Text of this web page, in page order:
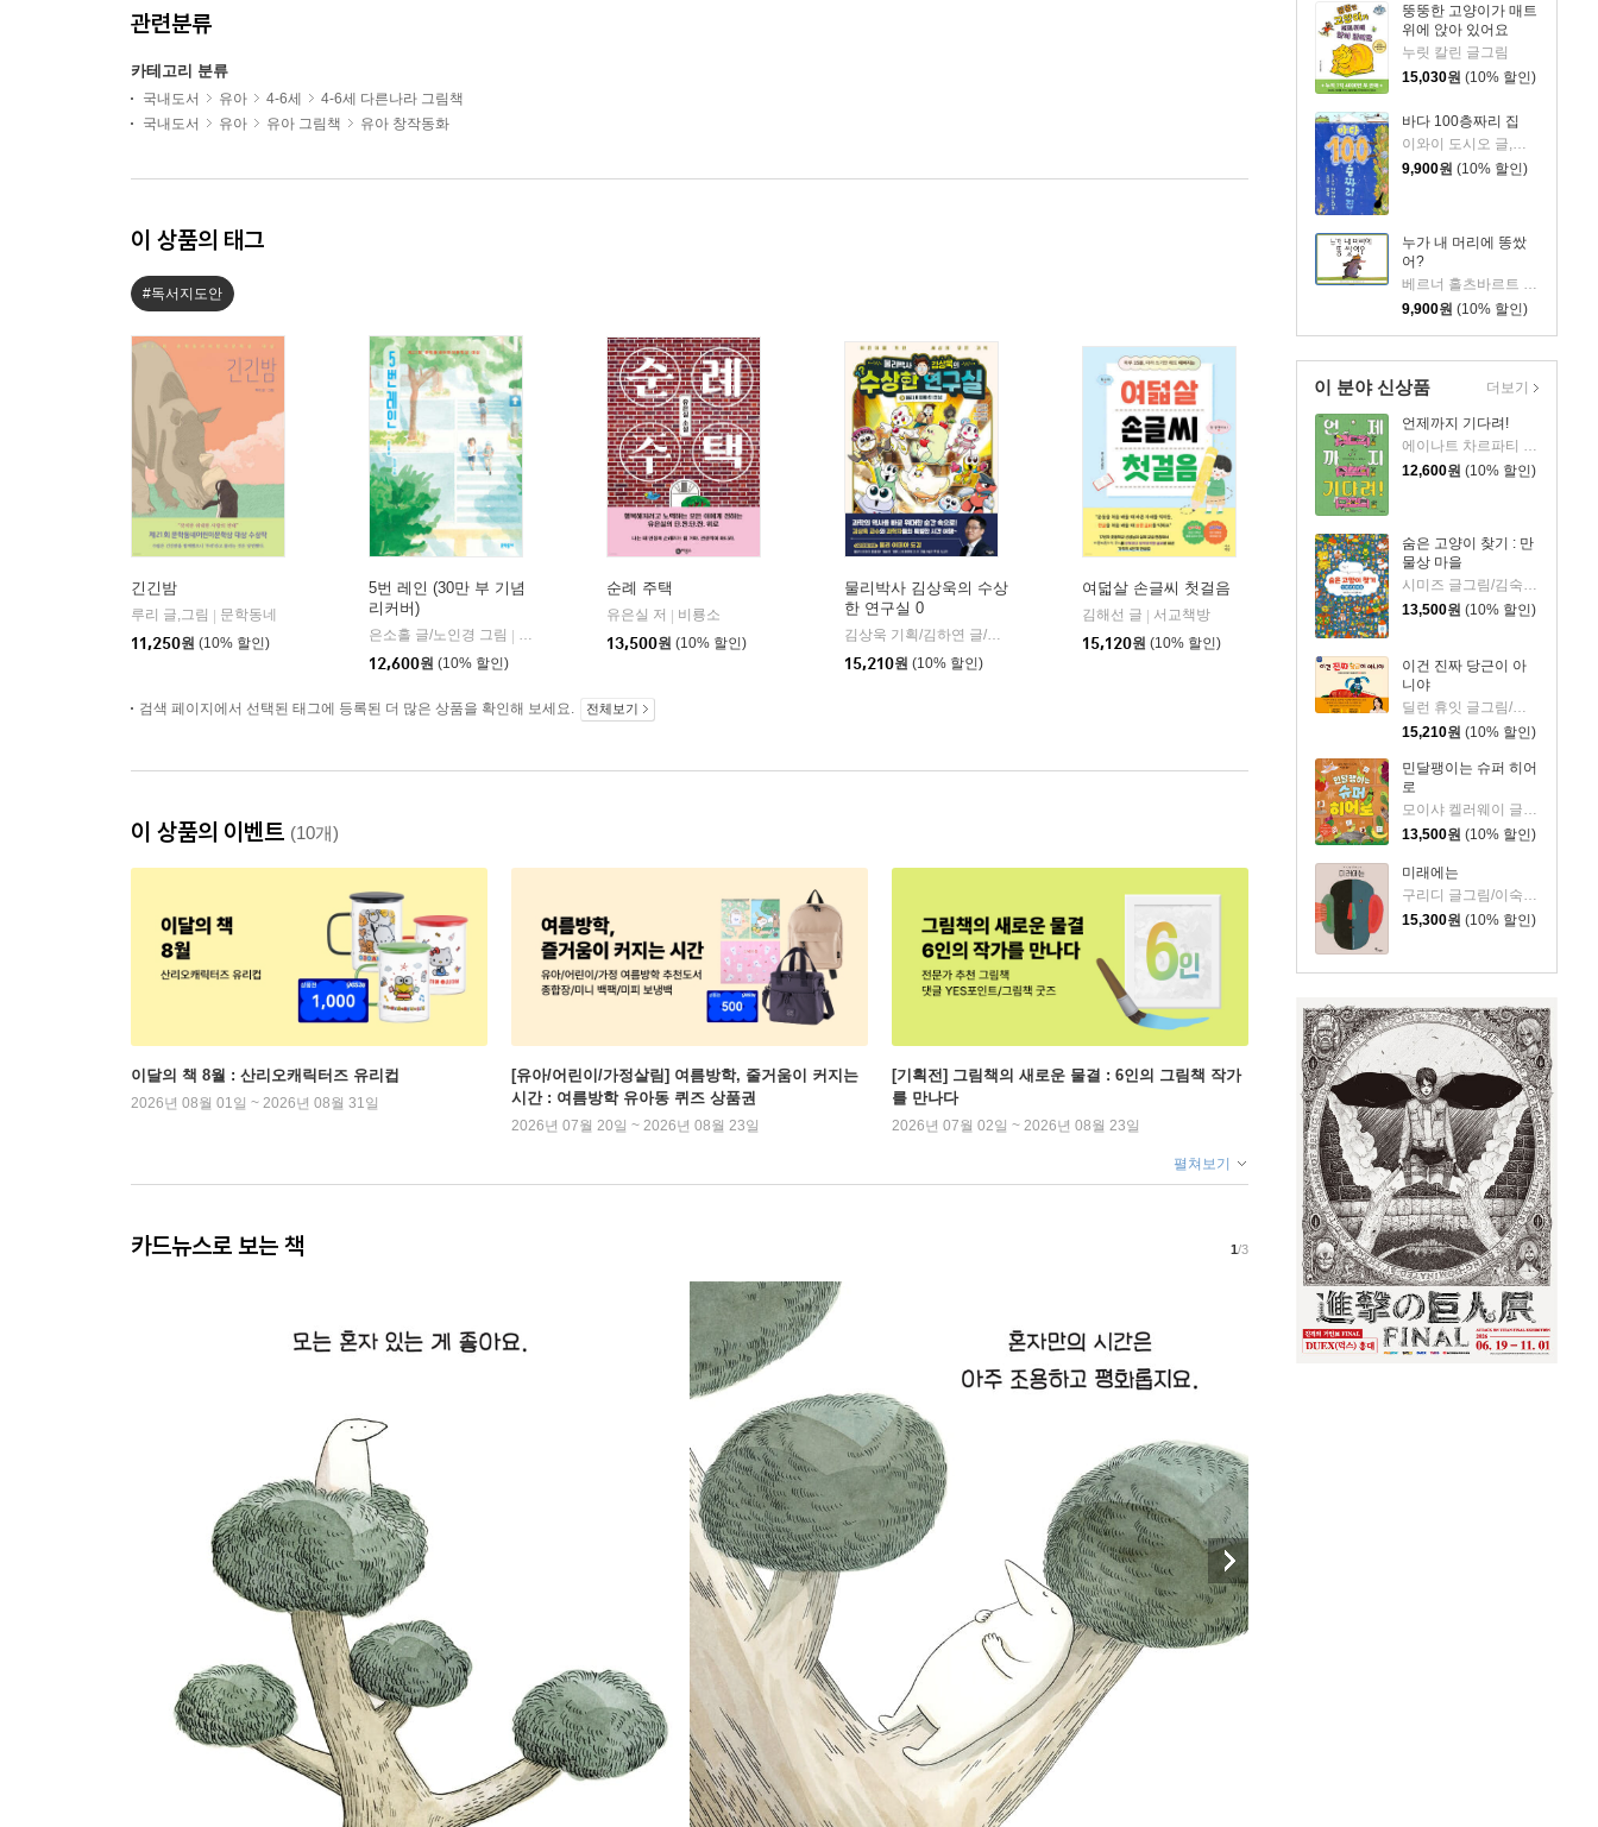
뚱뚱한 고양이가 매트
위에 앉아 있어요
누릿 칼린 글그림
15,030원 (10% 할인)
바다 100층짜리 집
이와이 도시오 글,그림/김숙 역
9,900원 (10% 할인)
누가 내 머리에 똥쌌
어?
베르너 홀츠바르트 저/볼프 예를브루흐 그림
9,900원 (10% 할인)
이 분야 신상품
언제까지 기다려!
에이나트 차르파티 글그림/정재원 역
12,600원 (10% 할인)
숨은 고양이 찾기 : 만
물상 마을
13,500원 (10% 할인)
이건 진짜 당근이 아
니야
딜런 휴잇 글그림/이현아 역
15,210원 (10% 할인)
민달팽이는 슈퍼 히어
로
모이샤 켈러웨이 글/박규리 역
13,500원 (10% 할인)
미래에는
구리디 글그림/이숙진 역
15,300원 (10% 할인)
더보기
관련분류
카테고리 분류
국내도서 유아 4-6세
4-6세 다른나라 그림책
국내도서
유아 유아 그림책 유아 창작동화
이 상품의 태그
#독서지도안
긴긴밤
루리 글,그림
문학동네
11,250원 (10% 할인)
5번 레인 (30만 부 기념
리커버)
은소홀 글/노인경 그림
문학동네
12,600원 (10% 할인)
순례 주택
유은실 저
비룡소
13,500원 (10% 할인)
물리박사 김상욱의 수상
한 연구실 0
김상욱 기획/김하연 글/정순규 그림
아울북
15,210원 (10% 할인)
여덟살 손글씨 첫걸음
김해선 글
서교책방
15,120원 (10% 할인)
검색 페이지에서 선택된 태그에 등록된 더 많은 상품을 확인해 보세요. 전체보기
이 상품의 이벤트 (10개)
이달의 책 8월 : 산리오캐릭터즈 유리컵
2026년 08월 01일 ~ 2026년 08월 31일
[유아/어린이/가정살림] 여름방학, 줄거움이 커지는
시간 : 여름방학 유아동 퀴즈 상품권
2026년 07월 20일 ~ 2026년 08월 23일
[기획전] 그림책의 새로운 물결 : 6인의 그림책 작가
를 만나다
2026년 07월 02일 ~ 2026년 08월 23일
펼쳐보기
카드뉴스로 보는 책 1/3